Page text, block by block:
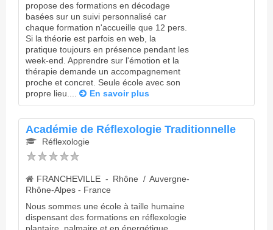
propose des formations en décodage
basées sur un suivi personnalisé car
chaque formation n'accueille que 12 pers.
Si la théorie est parfois en web, la
pratique toujours en présence pendant les
week-end. Apprendre sur l'émotion et la
thérapie demande un accompagnement
proche et concret. Seule école avec son
propre lieu....
En savoir plus
Académie de Réflexologie Traditionnelle
Réflexologie
FRANCHEVILLE - Rhône / Auvergne-
Rhône-Alpes - France
Nous sommes une école à taille humaine
dispensant des formations en réflexologie